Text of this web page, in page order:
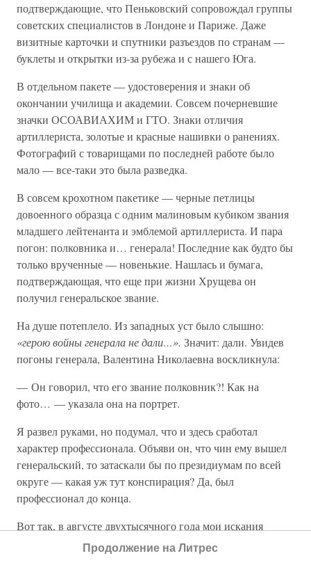
подтверждающие, что Пеньковский сопровождал группы
советских специалистов в Лондоне и Париже. Даже
визитные карточки и спутники разъездов по странам —
буклеты и открытки из-за рубежа и с нашего Юга.
В отдельном пакете — удостоверения и знаки об
окончании училища и академии. Совсем почерневшие
значки ОСОАВИАХИМ и ГТО. Знаки отличия
артиллериста, золотые и красные нашивки о ранениях.
Фотографий с товарищами по последней работе было
мало — все-таки это была разведка.
В совсем крохотном пакетике — черные петлицы
довоенного образца с одним малиновым кубиком звания
младшего лейтенанта и эмблемой артиллериста. И пара
погон: полковника и… генерала! Последние как будто бы
только врученные — новенькие. Нашлась и бумага,
подтверждающая, что еще при жизни Хрущева он
получил генеральское звание.
На душе потеплело. Из западных уст было слышно:
«герою войны генерала не дали…». Значит: дали. Увидев
погоны генерала, Валентина Николаевна воскликнула:
— Он говорил, что его звание полковник?! Как на
фото… — указала она на портрет.
Я развел руками, но подумал, что и здесь сработал
характер профессионала. Объяви он, что чин ему вышел
генеральский, то затаскали бы по президиумам по всей
округе — какая уж тут конспирация? Да, был
профессионал до конца.
Вот так, в августе двухтысячного года мои искания
привели к заветной черте, за которой тайна перестает
Продолжение на Литрес